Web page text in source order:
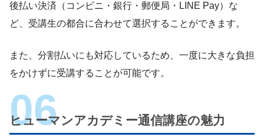
後払い決済（コンビニ・銀行・郵便局・LINE Pay）な
ど、受講生の都合に合わせて選択することができます。
また、分割払いにも対応しているため、一度に大きな負担
をかけずに受講することが可能です。
ヒューマンアカデミー通信講座の魅力